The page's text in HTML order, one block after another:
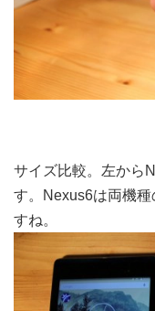
サイズ比較。左から
す。Nexus6は両機
すね。